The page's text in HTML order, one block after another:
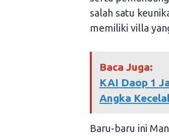
salah satu
memiliki villa
Baca Juga:
KAI Daop 1
Angka
Baru-baru ini